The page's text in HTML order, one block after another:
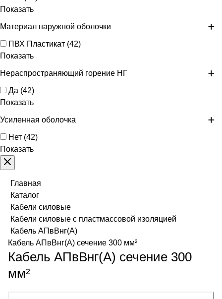
Показать
Материал наружной оболочки
ПВХ Пластикат (42)
Показать
Нераспространяющий горение НГ
Да (42)
Показать
Усиленная оболочка
Нет (42)
Показать
Главная
Каталог
Кабели силовые
Кабели силовые с пластмассовой изоляцией
Кабель АПвВнг(А)
Кабель АПвВнг(А) сечение 300 мм²
Кабель АПвВнг(А) сечение 300
мм²